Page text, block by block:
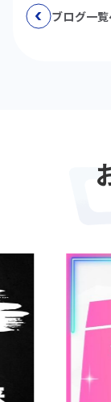
ブログ一